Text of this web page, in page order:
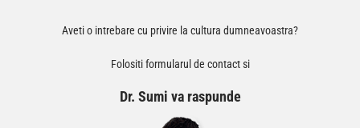
Aveti o intrebare cu privire la cultura dumneavoastra?
Folositi formularul de contact si
Dr. Sumi va raspunde